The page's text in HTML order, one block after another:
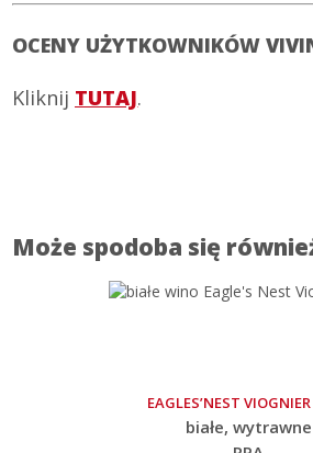
OCENY UŻYTKOWNIKÓW
Kliknij TUTAJ.
Może spodoba się
EAGLES’NEST
białe wytrawne